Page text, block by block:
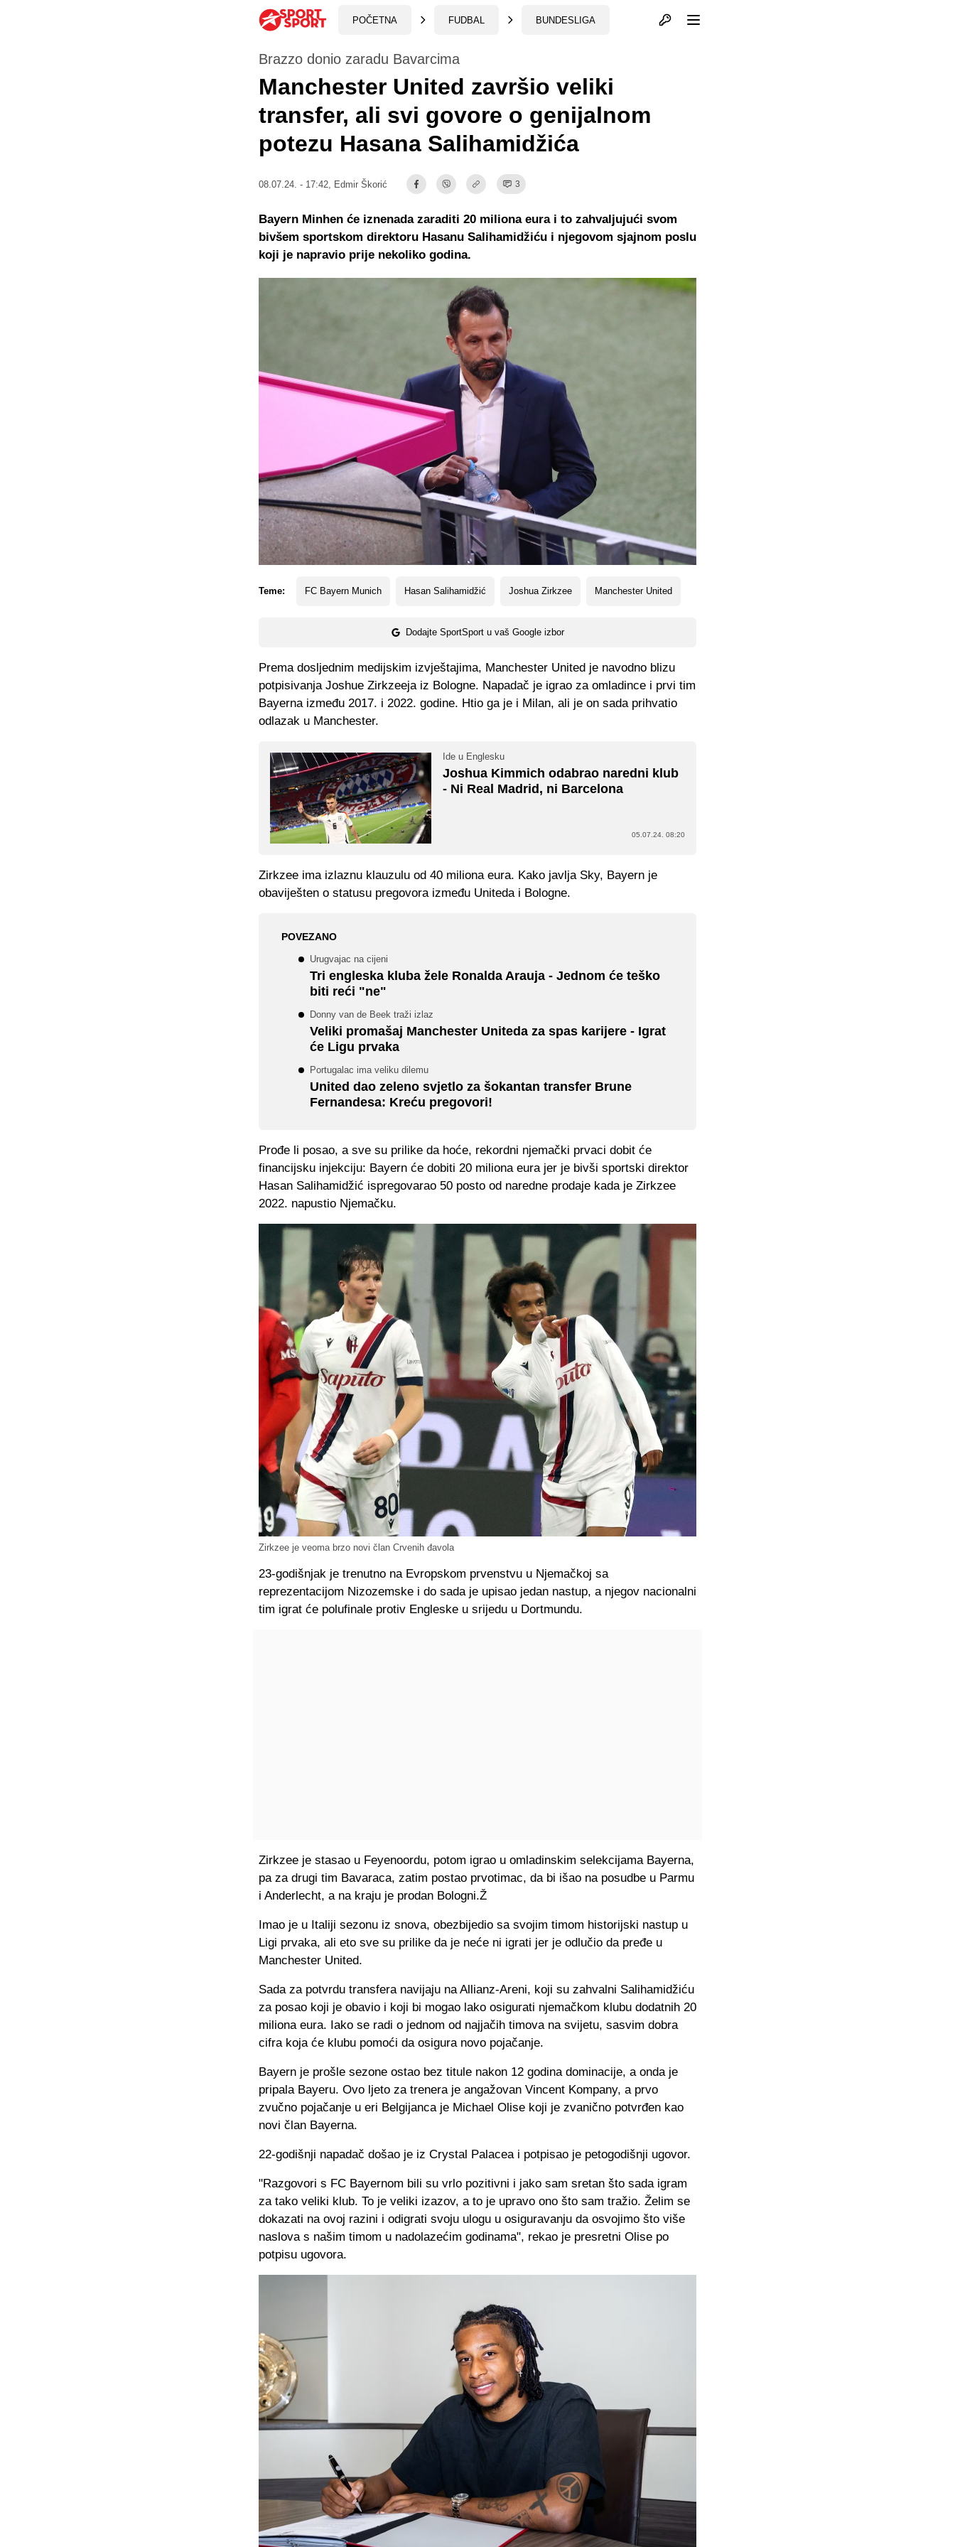
POČETNA FUDBAL BUNDESLIGA Otvori profil
Brazzo donio zaradu Bavarcima
Manchester United završio veliki
transfer, ali svi govore o genijalnom
potezu Hasana Salihamidžića
08.07.24. - 17:42, Edmir Škorić 3
Teme: FC Bayern Munich Hasan Salihamidžić Joshua Zirkzee Manchester United
Dodajte SportSport u vaš Google izbor
Bayern Minhen će iznenada zaraditi 20 miliona eura i to zahvaljujući svom
bivšem sportskom direktoru Hasanu Salihamidžiću i njegovom sjajnom poslu
koji je napravio prije nekoliko godina.
Prema dosljednim medijskim izvještajima, Manchester United je navodno blizu
potpisivanja Joshue Zirkzeeja iz Bologne. Napadač je igrao za omladince i prvi tim
Bayerna između 2017. i 2022. godine. Htio ga je i Milan, ali je on sada prihvatio
odlazak u Manchester.
Ide u Englesku
Joshua Kimmich odabrao naredni klub
- Ni Real Madrid, ni Barcelona
05.07.24. 08:20
Zirkzee ima izlaznu klauzulu od 40 miliona eura. Kako javlja Sky, Bayern je
obaviješten o statusu pregovora između Uniteda i Bologne.
POVEZANO
Urugvajac na cijeni
Tri engleska kluba žele Ronalda Arauja - Jednom će teško
biti reći "ne"
Donny van de Beek traži izlaz
Veliki promašaj Manchester Uniteda za spas karijere - Igrat
će Ligu prvaka
Portugalac ima veliku dilemu
United dao zeleno svjetlo za šokantan transfer Brune
Fernandesa: Kreću pregovori!
Prođe li posao, a sve su prilike da hoće, rekordni njemački prvaci dobit će
financijsku injekciju: Bayern će dobiti 20 miliona eura jer je bivši sportski direktor
Hasan Salihamidžić ispregovarao 50 posto od naredne prodaje kada je Zirkzee
2022. napustio Njemačku.
Zirkzee je veoma brzo novi član Crvenih đavola
23-godišnjak je trenutno na Evropskom prvenstvu u Njemačkoj sa
reprezentacijom Nizozemske i do sada je upisao jedan nastup, a njegov nacionalni
tim igrat će polufinale protiv Engleske u srijedu u Dortmundu.
Zirkzee je stasao u Feyenoordu, potom igrao u omladinskim selekcijama Bayerna,
pa za drugi tim Bavaraca, zatim postao prvotimac, da bi išao na posudbe u Parmu
i Anderlecht, a na kraju je prodan Bologni.Ž
Imao je u Italiji sezonu iz snova, obezbijedio sa svojim timom historijski nastup u
Ligi prvaka, ali eto sve su prilike da je neće ni igrati jer je odlučio da pređe u
Manchester United.
Sada za potvrdu transfera navijaju na Allianz-Areni, koji su zahvalni Salihamidžiću
za posao koji je obavio i koji bi mogao lako osigurati njemačkom klubu dodatnih 20
miliona eura. Iako se radi o jednom od najjačih timova na svijetu, sasvim dobra
cifra koja će klubu pomoći da osigura novo pojačanje.
Bayern je prošle sezone ostao bez titule nakon 12 godina dominacije, a onda je
pripala Bayeru. Ovo ljeto za trenera je angažovan Vincent Kompany, a prvo
zvučno pojačanje u eri Belgijanca je Michael Olise koji je zvanično potvrđen kao
novi član Bayerna.
22-godišnji napadač došao je iz Crystal Palacea i potpisao je petogodišnji ugovor.
"Razgovori s FC Bayernom bili su vrlo pozitivni i jako sam sretan što sada igram
za tako veliki klub. To je veliki izazov, a to je upravo ono što sam tražio. Želim se
dokazati na ovoj razini i odigrati svoju ulogu u osiguravanju da osvojimo što više
naslova s ​​našim timom u nadolazećim godinama", rekao je presretni Olise po
potpisu ugovora.